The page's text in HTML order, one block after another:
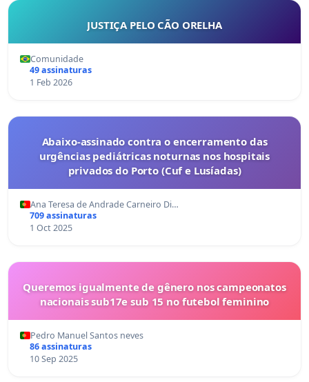
JUSTIÇA PELO CÃO ORELHA
Comunidade
49 assinaturas
1 Feb 2026
Abaixo-assinado contra o encerramento das
urgências pediátricas noturnas nos hospitais
privados do Porto (Cuf e Lusíadas)
Ana Teresa de Andrade Carneiro Di…
709 assinaturas
1 Oct 2025
Queremos igualmente de gênero nos campeonatos
nacionais sub17e sub 15 no futebol feminino
Pedro Manuel Santos neves
86 assinaturas
10 Sep 2025